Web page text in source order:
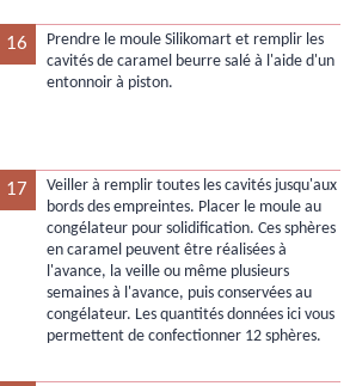
16
Prendre le moule Silikomart et remplir les
cavités de caramel beurre salé à l'aide d'un
entonnoir à piston.
17
Veiller à remplir toutes les cavités jusqu'aux
bords des empreintes. Placer le moule au
congélateur pour solidification. Ces sphères
en caramel peuvent être réalisées à
l'avance, la veille ou même plusieurs
semaines à l'avance, puis conservées au
congélateur. Les quantités données ici vous
permettent de confectionner 12 sphères.